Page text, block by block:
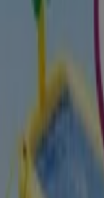
-3 dagen
Bekijk de